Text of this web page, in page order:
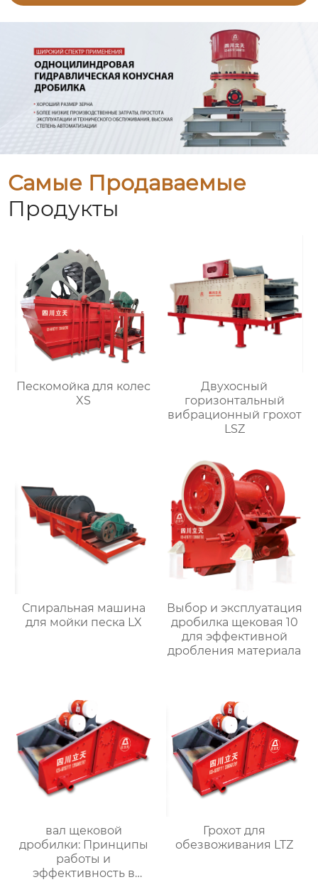
Самые Продаваемые
Продукты
Пескомойка для колес
XS
Двухосный
горизонтальный
вибрационный грохот
LSZ
Спиральная машина
для мойки песка LX
Выбор и эксплуатация
дробилка щековая 10
для эффективной
дробления материала
вал щековой
дробилки: Принципы
работы и
эффективность в
Грохот для
обезвоживания LTZ